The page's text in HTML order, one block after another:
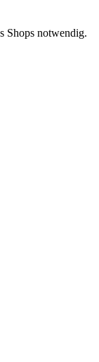
Shops notwendig.